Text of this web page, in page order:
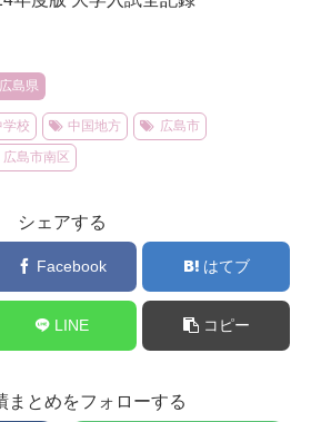
広島県
学校 中国地方
広島市
広島市南区
シェアする
Facebook はてブ
LINE コピー
まとめをフォローする